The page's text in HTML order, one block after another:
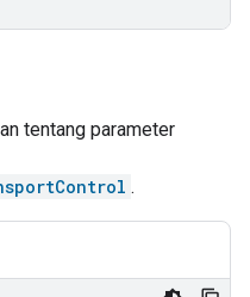
tentang parameter
.